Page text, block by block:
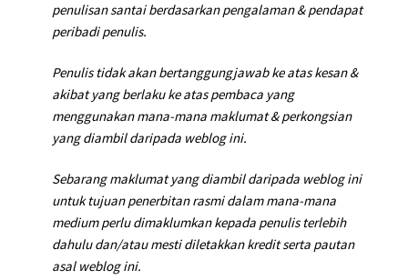
penulisan santai berdasarkan pengalaman & pendapat
peribadi penulis.
Penulis tidak akan bertanggungjawab ke atas kesan &
akibat yang berlaku ke atas pembaca yang
menggunakan mana-mana maklumat & perkongsian
yang diambil daripada weblog ini.
Sebarang maklumat yang diambil daripada weblog ini
untuk tujuan penerbitan rasmi dalam mana-mana
medium perlu dimaklumkan kepada penulis terlebih
dahulu dan/atau mesti diletakkan kredit serta pautan
asal weblog ini.